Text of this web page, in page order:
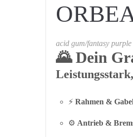
acid gum/fantasy
🌄 Dein
⚡ Rahmen &
⚙️ Antrieb &